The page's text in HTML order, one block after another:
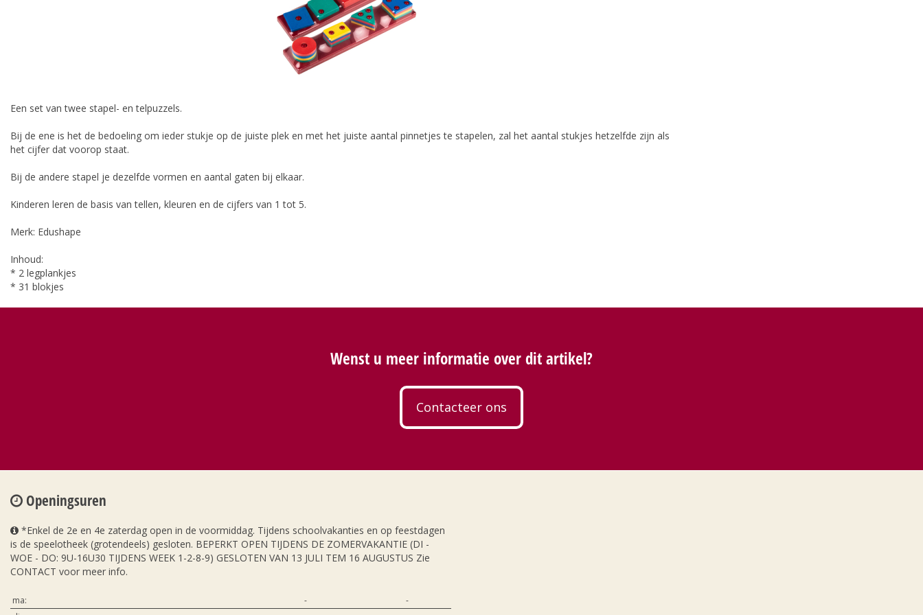
Een set van twee stapel- en telpuzzels.
Bij de ene is het de bedoeling om ieder stukje op de juiste plek en met het juiste aantal pinnetjes te stapelen, zal het aantal stukjes hetzelfde zijn als
het cijfer dat voorop staat.
Bij de andere stapel je dezelfde vormen en aantal gaten bij elkaar.
Kinderen leren de basis van tellen, kleuren en de cijfers van 1 tot 5.
Merk: Edushape
Inhoud:
* 2 legplankjes
* 31 blokjes
Wenst u meer informatie over dit artikel?
Contacteer ons
Openingsuren
*Enkel de 2e en 4e zaterdag open in de voormiddag. Tijdens schoolvakanties en op feestdagen
is de speelotheek (grotendeels) gesloten. BEPERKT OPEN TIJDENS DE ZOMERVAKANTIE (DI -
WOE - DO: 9U-16U30 TIJDENS WEEK 1-2-8-9) GESLOTEN VAN 13 JULI TEM 16 AUGUSTUS Zie
CONTACT voor meer info.
ma: -
-